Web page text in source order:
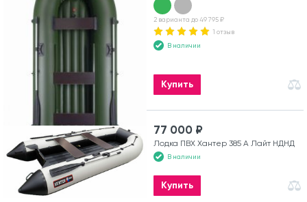
2 варианта до 49 795 ₽
1 отзыв
В наличии
Купить
77 000 ₽
Лодка ПВХ Хантер 385 А Лайт НДНД
В наличии
Купить